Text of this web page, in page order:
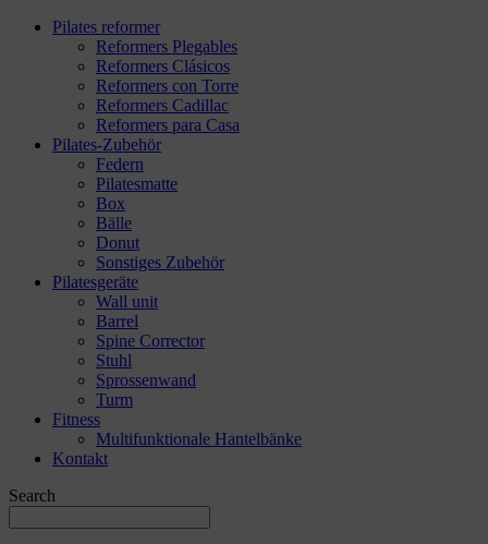
Pilates reformer
Reformers Plegables
Reformers Clásicos
Reformers con Torre
Reformers Cadillac
Reformers para Casa
Pilates-Zubehör
Federn
Pilatesmatte
Box
Bälle
Donut
Sonstiges Zubehör
Pilatesgeräte
Wall unit
Barrel
Spine Corrector
Stuhl
Sprossenwand
Turm
Fitness
Multifunktionale Hantelbänke
Kontakt
Search